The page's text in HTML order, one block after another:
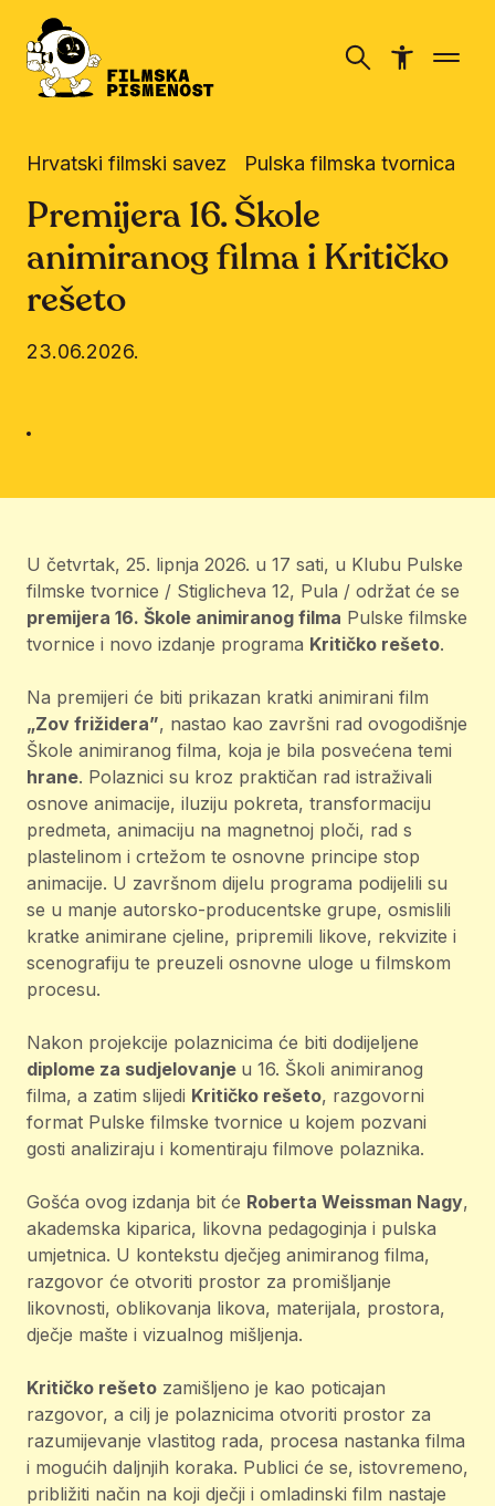
Hrvatski filmski savez Pulska filmska tvornica
Premijera 16. Škole
animiranog filma i Kritičko
rešeto
23.06.2026.
U četvrtak, 25. lipnja 2026. u 17 sati, u Klubu Pulske
filmske tvornice / Stiglicheva 12, Pula / održat će se
premijera 16. Škole animiranog filma Pulske filmske
tvornice i novo izdanje programa Kritičko rešeto.
Na premijeri će biti prikazan kratki animirani film
„Zov frižidera”, nastao kao završni rad ovogodišnje
Škole animiranog filma, koja je bila posvećena temi
hrane. Polaznici su kroz praktičan rad istraživali
osnove animacije, iluziju pokreta, transformaciju
predmeta, animaciju na magnetnoj ploči, rad s
plastelinom i crtežom te osnovne principe stop
animacije. U završnom dijelu programa podijelili su
se u manje autorsko-producentske grupe, osmislili
kratke animirane cjeline, pripremili likove, rekvizite i
scenografiju te preuzeli osnovne uloge u filmskom
procesu.
Nakon projekcije polaznicima će biti dodijeljene
diplome za sudjelovanje u 16. Školi animiranog
filma, a zatim slijedi Kritičko rešeto, razgovorni
format Pulske filmske tvornice u kojem pozvani
gosti analiziraju i komentiraju filmove polaznika.
Gošća ovog izdanja bit će Roberta Weissman Nagy,
akademska kiparica, likovna pedagoginja i pulska
umjetnica. U kontekstu dječjeg animiranog filma,
razgovor će otvoriti prostor za promišljanje
likovnosti, oblikovanja likova, materijala, prostora,
dječje mašte i vizualnog mišljenja.
Kritičko rešeto zamišljeno je kao poticajan
razgovor, a cilj je polaznicima otvoriti prostor za
razumijevanje vlastitog rada, procesa nastanka filma
i mogućih daljnjih koraka. Publici će se, istovremeno,
približiti način na koji dječji i omladinski film nastaje